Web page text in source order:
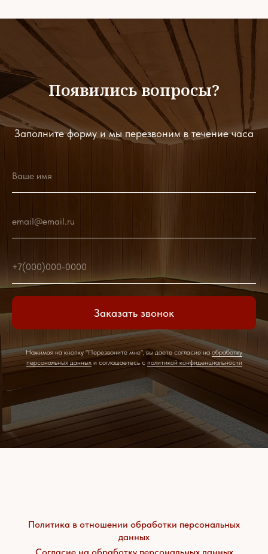
Появились вопросы?
Заполните форму и мы перезвоним в течение часа
Ваше имя
email@email.ru
+7(000)000-0000
Заказать звонок
Нажимая на кнопку "Перезвоните мне", вы даете согласие наобработку
персональных данныхи соглашаетесь c политикой конфиденциальности
Политика в отношении обработки персональных
данных